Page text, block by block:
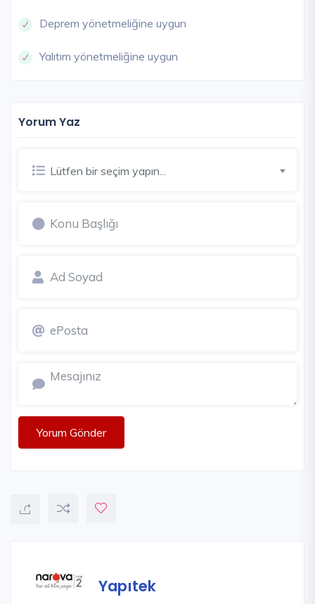
Deprem yönetmeliğine uygun
Yalıtım yönetmeliğine uygun
Yorum Yaz
Lütfen bir seçim yapın...
Yorum Gönder
Yapıtek